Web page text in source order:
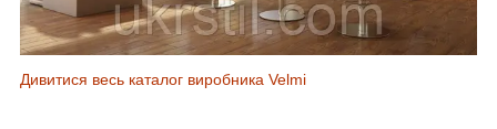
Дивитися весь каталог виробника Velmi